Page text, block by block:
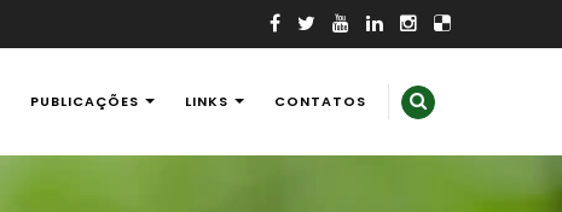
PUBLICAÇÕES LINKS CONTATOS